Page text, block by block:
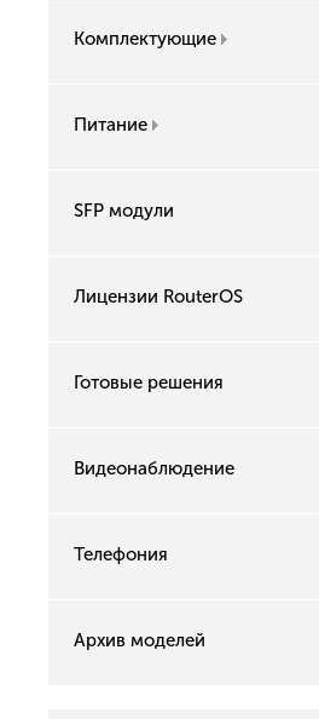
Комплектующие
Питание
SFP модули
Лицензии RouterOS
Готовые решения
Видеонаблюдение
Телефония
Архив моделей